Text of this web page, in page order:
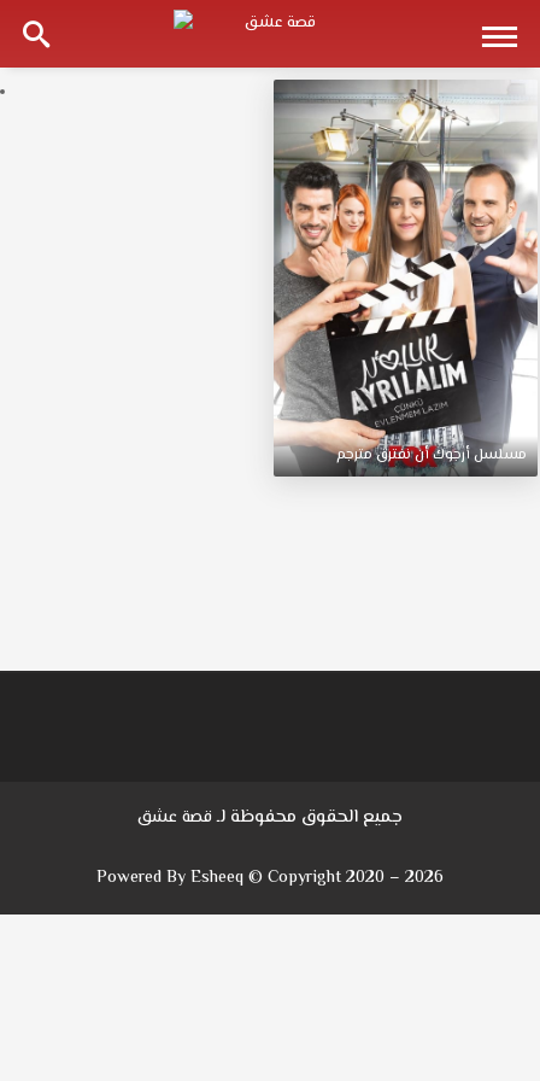
مسلسلأرجوكأننفترقمترجم
جميع الحقوق محفوظة لـقصة عشق
Powered By Esheeq © Copyright 2020 – 2026